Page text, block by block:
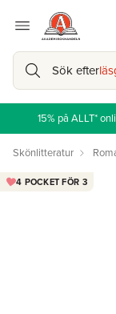
Sök efter
15% på ALLT*
Skönlitteratur
4 POCKET FÖR 3